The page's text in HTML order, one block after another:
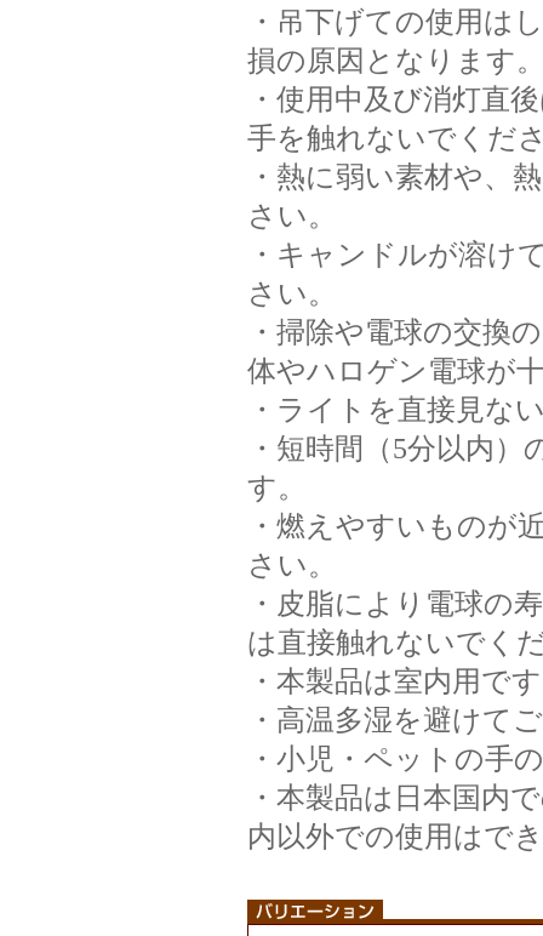
・吊下げての使用は
損の原因となります
・使用中及び消灯直
手を触れないでくだ
・熱に弱い素材や、
さい。
・キャンドルが溶け
さい。
・掃除や電球の交換
体やハロゲン電球が
・ライトを直接見な
・短時間（5分以内
す。
・燃えやすいものが
さい。
・皮脂により電球の
は直接触れないでく
・本製品は室内用で
・高温多湿を避けて
・小児・ペットの手
・本製品は日本国内
内以外での使用はで